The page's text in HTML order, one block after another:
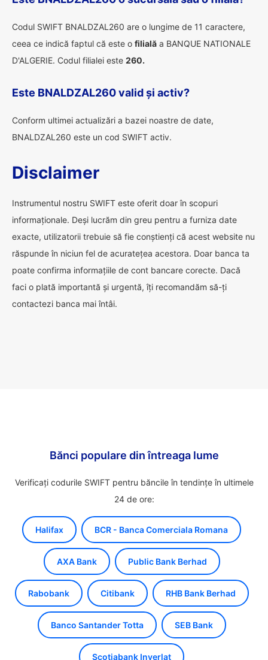
Codul SWIFT BNALDZAL260 are o lungime de 11 caractere,
ceea ce indică faptul că este o filială a BANQUE NATIONALE
D'ALGERIE. Codul filialei este 260.
Este BNALDZAL260 valid și activ?
Conform ultimei actualizări a bazei noastre de date,
BNALDZAL260 este un cod SWIFT activ.
Disclaimer
Instrumentul nostru SWIFT este oferit doar în scopuri
informaționale. Deși lucrăm din greu pentru a furniza date
exacte, utilizatorii trebuie să fie conștienți că acest website nu
răspunde în niciun fel de acuratețea acestora. Doar banca ta
poate confirma informațiile de cont bancare corecte. Dacă
faci o plată importantă și urgentă, îți recomandăm să-ți
contactezi banca mai întâi.
Bănci populare din întreaga lume
Verificați codurile SWIFT pentru băncile în tendințe în ultimele
24 de ore:
Halifax BCR - Banca Comerciala Romana
AXA Bank Public Bank Berhad
Rabobank Citibank RHB Bank Berhad
Banco Santander Totta SEB Bank
Scotiabank Inverlat